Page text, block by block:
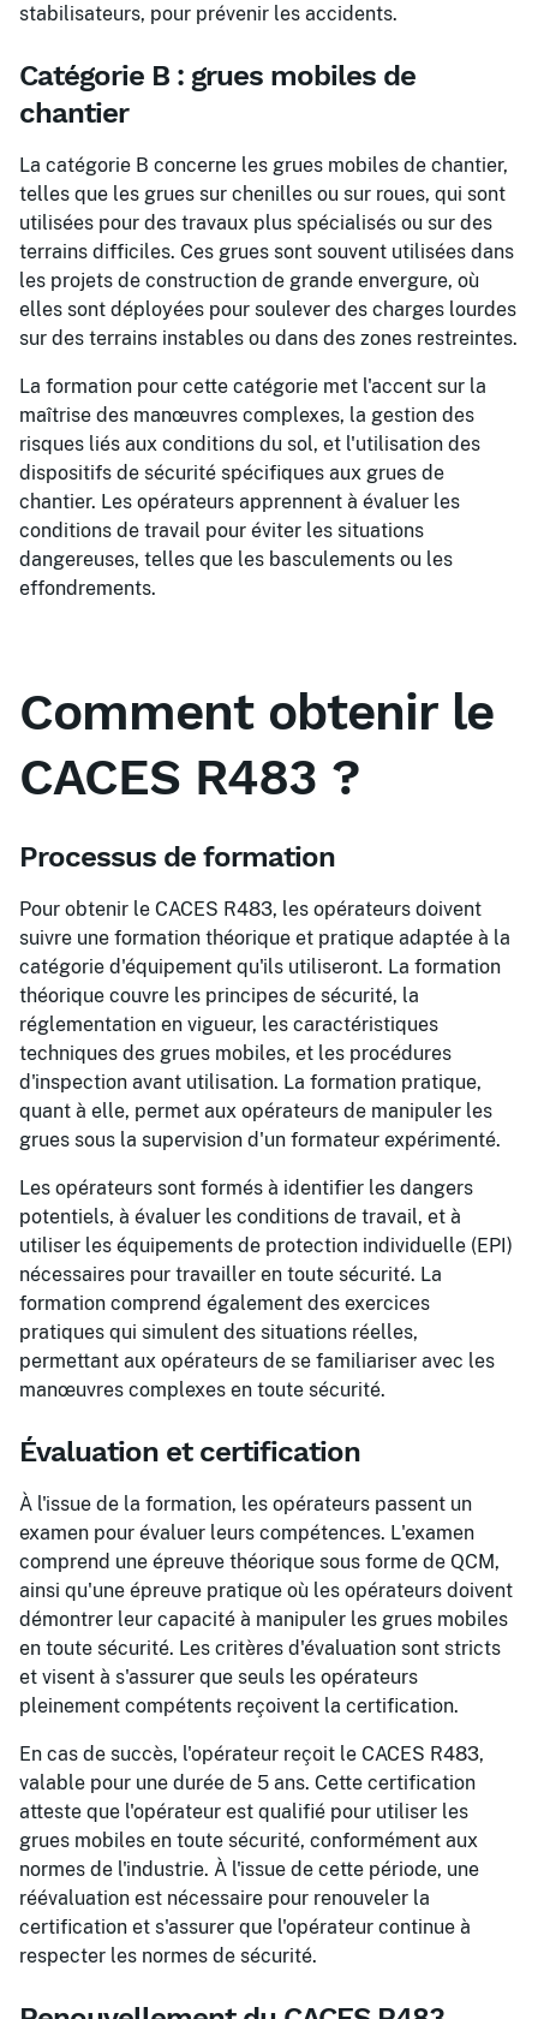
stabilisateurs, pour prévenir les accidents.
Catégorie B : grues mobiles de
chantier
La catégorie B concerne les grues mobiles de chantier,
telles que les grues sur chenilles ou sur roues, qui sont
utilisées pour des travaux plus spécialisés ou sur des
terrains difficiles. Ces grues sont souvent utilisées dans
les projets de construction de grande envergure, où
elles sont déployées pour soulever des charges lourdes
sur des terrains instables ou dans des zones restreintes.
La formation pour cette catégorie met l'accent sur la
maîtrise des manœuvres complexes, la gestion des
risques liés aux conditions du sol, et l'utilisation des
dispositifs de sécurité spécifiques aux grues de
chantier. Les opérateurs apprennent à évaluer les
conditions de travail pour éviter les situations
dangereuses, telles que les basculements ou les
effondrements.
Comment obtenir le
CACES R483 ?
Processus de formation
Pour obtenir le CACES R483, les opérateurs doivent
suivre une formation théorique et pratique adaptée à la
catégorie d'équipement qu'ils utiliseront. La formation
théorique couvre les principes de sécurité, la
réglementation en vigueur, les caractéristiques
techniques des grues mobiles, et les procédures
d'inspection avant utilisation. La formation pratique,
quant à elle, permet aux opérateurs de manipuler les
grues sous la supervision d'un formateur expérimenté.
Les opérateurs sont formés à identifier les dangers
potentiels, à évaluer les conditions de travail, et à
utiliser les équipements de protection individuelle (EPI)
nécessaires pour travailler en toute sécurité. La
formation comprend également des exercices
pratiques qui simulent des situations réelles,
permettant aux opérateurs de se familiariser avec les
manœuvres complexes en toute sécurité.
Évaluation et certification
À l'issue de la formation, les opérateurs passent un
examen pour évaluer leurs compétences. L'examen
comprend une épreuve théorique sous forme de QCM,
ainsi qu'une épreuve pratique où les opérateurs doivent
démontrer leur capacité à manipuler les grues mobiles
en toute sécurité. Les critères d'évaluation sont stricts
et visent à s'assurer que seuls les opérateurs
pleinement compétents reçoivent la certification.
En cas de succès, l'opérateur reçoit le CACES R483,
valable pour une durée de 5 ans. Cette certification
atteste que l'opérateur est qualifié pour utiliser les
grues mobiles en toute sécurité, conformément aux
normes de l'industrie. À l'issue de cette période, une
réévaluation est nécessaire pour renouveler la
certification et s'assurer que l'opérateur continue à
respecter les normes de sécurité.